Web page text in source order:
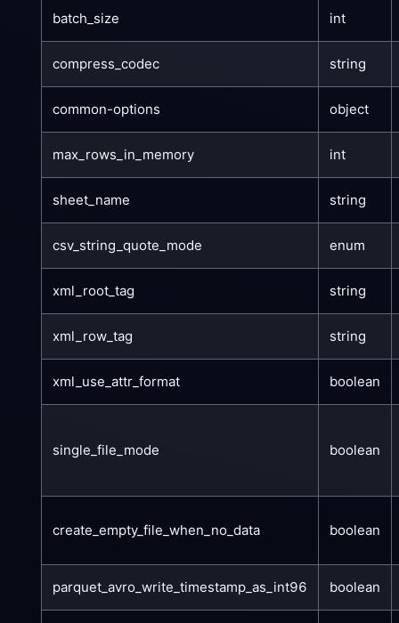
batch_size int
compress_codec string
common-options object
max_rows_in_memory int
sheet_name string
csv_string_quote_mode enum
xml_root_tag string
xml_row_tag string
xml_use_attr_format boolean
single_file_mode boolean
create_empty_file_when_no_data boolean
parquet_avro_write_timestamp_as_int96 boolean